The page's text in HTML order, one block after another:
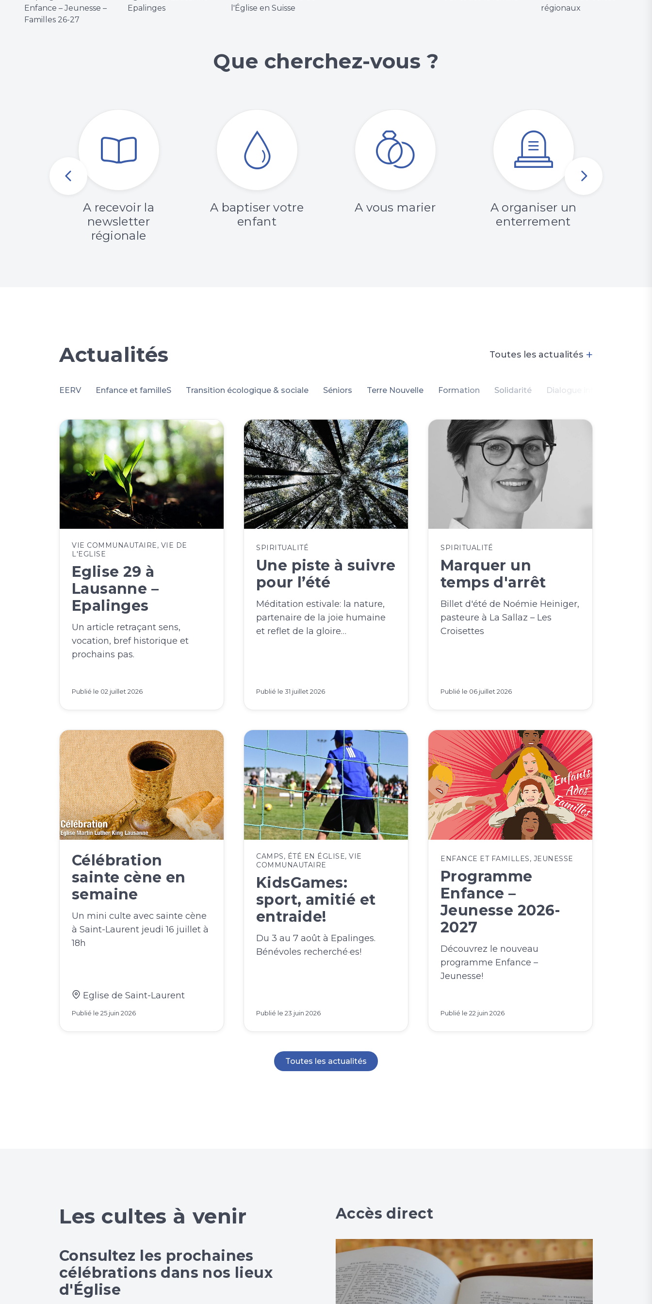
Enfance – Jeunesse –
Familles 26-27
Epalinges
l'Église en Suisse
régionaux
Que cherchez-vous ?
A recevoir la
newsletter
régionale
A baptiser votre
enfant
A vous marier
A organiser un
enterrement
Actualités Toutes les actualités +
EERV Enfance et familleS Transition écologique & sociale Séniors Terre Nouvelle Formation Solidarité Dialogue
VIE COMMUNAUTAIRE, VIE DE
L'EGLISE
Eglise 29 à
Lausanne –
Epalinges
Un article retraçant sens,
vocation, bref historique et
prochains pas.
Publié le 02 juillet 2026
SPIRITUALITÉ
Une piste à suivre
pour l’été
Méditation estivale: la nature,
partenaire de la joie humaine
et reflet de la gloire…
Publié le 31 juillet 2026
SPIRITUALITÉ
Marquer un
temps d'arrêt
Billet d'été de Noémie Heiniger,
pasteure à La Sallaz – Les
Croisettes
Publié le 06 juillet 2026
Célébration
sainte cène en
semaine
Un mini culte avec sainte cène
à Saint-Laurent jeudi 16 juillet à
18h
Eglise de Saint-Laurent
Publié le 25 juin 2026
CAMPS, ÉTÉ EN ÉGLISE, VIE
COMMUNAUTAIRE
KidsGames:
sport, amitié et
entraide!
Du 3 au 7 août à Epalinges.
Bénévoles recherché·es!
Publié le 23 juin 2026
ENFANCE ET FAMILLES, JEUNESSE
Programme
Enfance –
Jeunesse 2026-
2027
Découvrez le nouveau
programme Enfance –
Jeunesse!
Publié le 22 juin 2026
Toutes les actualités
Les cultes à venir
Consultez les prochaines
célébrations dans nos lieux
d'Église
Accès direct